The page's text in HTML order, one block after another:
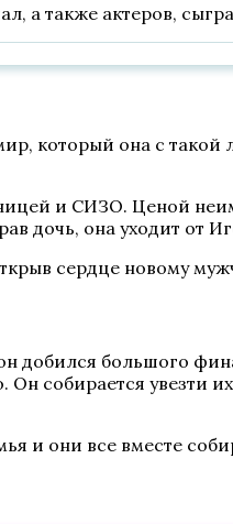
а также актеров,
который она с
и СИЗО. Ценой
дочь, она уходит от
сердце новому
добился большого
собирается увезти
и они все вместе